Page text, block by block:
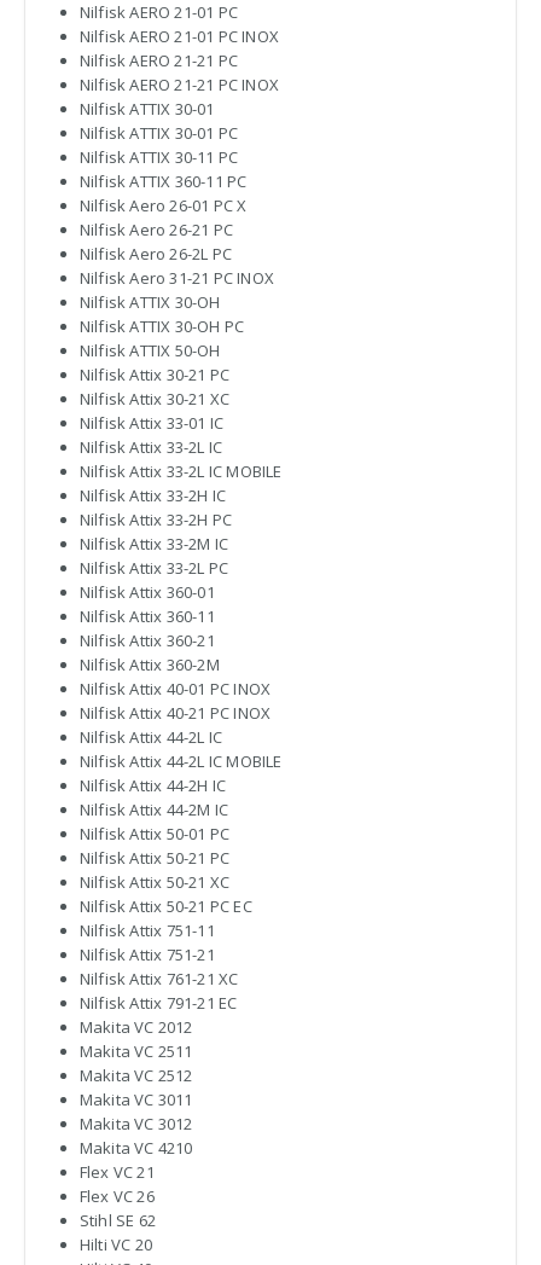
Nilfisk AERO 21-01 PC
Nilfisk AERO 21-01 PC INOX
Nilfisk AERO 21-21 PC
Nilfisk AERO 21-21 PC INOX
Nilfisk ATTIX 30-01
Nilfisk ATTIX 30-01 PC
Nilfisk ATTIX 30-11 PC
Nilfisk ATTIX 360-11 PC
Nilfisk Aero 26-01 PC X
Nilfisk Aero 26-21 PC
Nilfisk Aero 26-2L PC
Nilfisk Aero 31-21 PC INOX
Nilfisk ATTIX 30-OH
Nilfisk ATTIX 30-OH PC
Nilfisk ATTIX 50-OH
Nilfisk Attix 30-21 PC
Nilfisk Attix 30-21 XC
Nilfisk Attix 33-01 IC
Nilfisk Attix 33-2L IC
Nilfisk Attix 33-2L IC MOBILE
Nilfisk Attix 33-2H IC
Nilfisk Attix 33-2H PC
Nilfisk Attix 33-2M IC
Nilfisk Attix 33-2L PC
Nilfisk Attix 360-01
Nilfisk Attix 360-11
Nilfisk Attix 360-21
Nilfisk Attix 360-2M
Nilfisk Attix 40-01 PC INOX
Nilfisk Attix 40-21 PC INOX
Nilfisk Attix 44-2L IC
Nilfisk Attix 44-2L IC MOBILE
Nilfisk Attix 44-2H IC
Nilfisk Attix 44-2M IC
Nilfisk Attix 50-01 PC
Nilfisk Attix 50-21 PC
Nilfisk Attix 50-21 XC
Nilfisk Attix 50-21 PC EC
Nilfisk Attix 751-11
Nilfisk Attix 751-21
Nilfisk Attix 761-21 XC
Nilfisk Attix 791-21 EC
Makita VC 2012
Makita VC 2511
Makita VC 2512
Makita VC 3011
Makita VC 3012
Makita VC 4210
Flex VC 21
Flex VC 26
Stihl SE 62
Hilti VC 20